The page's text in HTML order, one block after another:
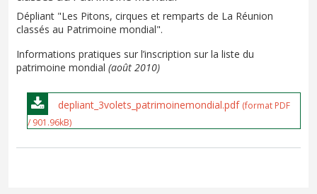
Dépliant "Les Pitons, cirques et remparts de La Réunion
classés au Patrimoine mondial".
Informations pratiques sur l’inscription sur la liste du
patrimoine mondial(août 2010)
depliant_3volets_patrimoinemondial.pdf (format PDF
/ 901.96kB)